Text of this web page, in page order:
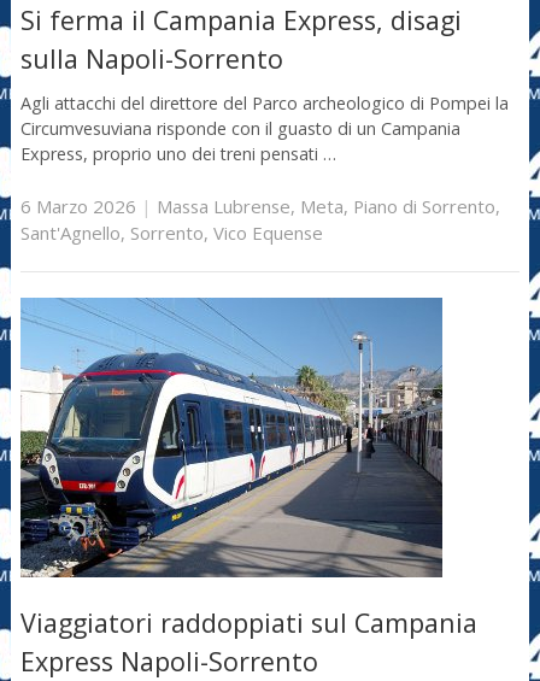
Si ferma il Campania Express, disagi
sulla Napoli-Sorrento
Agli attacchi del direttore del Parco archeologico di Pompei la
Circumvesuviana risponde con il guasto di un Campania
Express, proprio uno dei treni pensati …
6 Marzo 2026 | Massa Lubrense, Meta, Piano di Sorrento,
Sant'Agnello, Sorrento, Vico Equense
Viaggiatori raddoppiati sul Campania
Express Napoli-Sorrento